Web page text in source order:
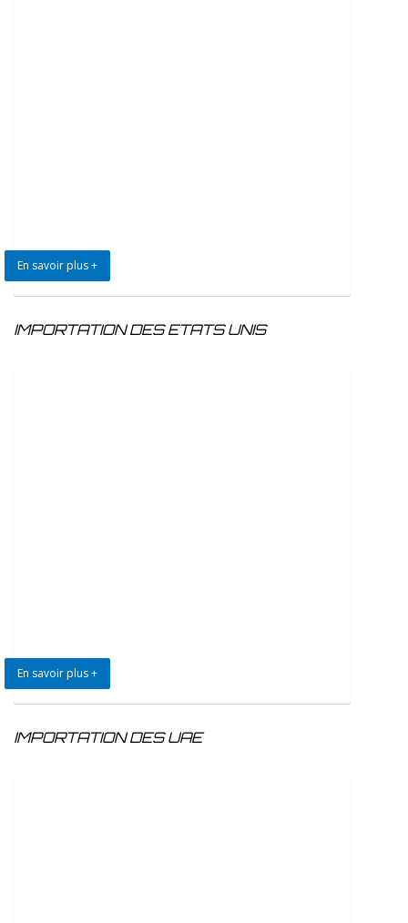
En savoir plus +
IMPORTATION DES ETATS UNIS
En savoir plus +
IMPORTATION DES UAE